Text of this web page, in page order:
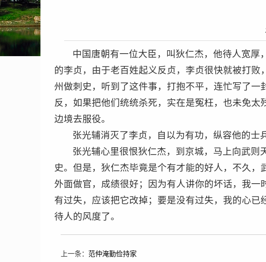
中国唐朝有一位大臣，叫狄仁杰，他待人宽
的李贞，由于老百姓起义反贞，李贞很快就被打
州做刺史，听到了这件事，打抱不平，连忙写了
反，如果把他们统统杀死，实在是冤枉，也未免
边境去服役。
张光辅消灭了李贞，自以为有功，纵容他的士
张光辅心里很恨狄仁杰，到京城，马上向武则
史。但是，狄仁杰毕竟是个有才能的好人，不久
外面做官，成绩很好；因为有人讲你的坏话，我一
有过失，应该把它改掉；要是没有过失，我的心
待人的风度了。
上一条： 范仲淹勤俭持家